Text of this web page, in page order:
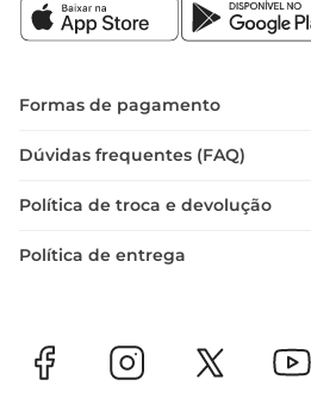
Formas de pagamento
Dúvidas frequentes (FAQ)
Política de troca e devolução
Política de entrega